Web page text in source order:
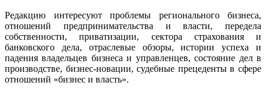
Редакцию интересуют проблемы регионального бизнеса,
отношений предпринимательства и власти, передела
собственности, приватизации, сектора страхования и
банковского дела, отраслевые обзоры, истории успеха и
падения владельцев бизнеса и управленцев, состояние дел в
производстве, бизнес-новации, судебные прецеденты в сфере
отношений «бизнес и власть».